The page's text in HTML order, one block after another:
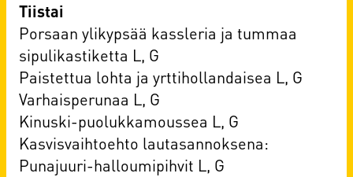
Tiistai
Porsaan ylikypsää kassleria ja tummaa
sipulikastiketta L, G
Paistettua lohta ja yrttihollandaisea L, G
Varhaisperunaa L, G
Kinuski-puolukkamoussea L, G
Kasvisvaihtoehto lautasannoksena:
Punajuuri-halloumipihvit L, G